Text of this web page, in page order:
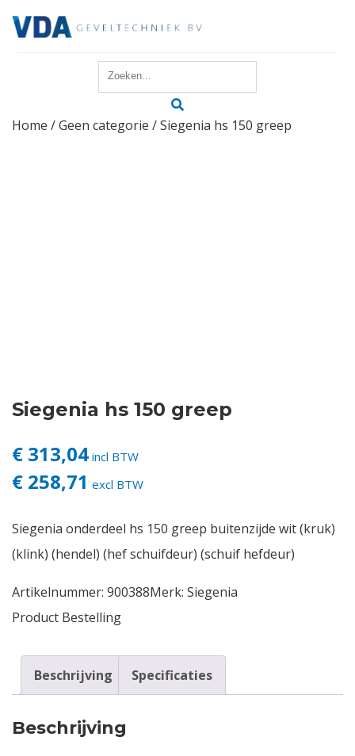
Reparatie
Vacatures
Home /Geen categorie / Siegenia hs 150 greep
Siegenia hs 150 greep
€ 313,04 incl BTW
€ 258,71 excl BTW
Siegenia onderdeel hs 150 greep buitenzijde wit (kruk)
(klink) (hendel) (hef schuifdeur) (schuif hefdeur)
Artikelnummer: 900388Merk: Siegenia
Product Bestelling
Beschrijving Specificaties
Beschrijving